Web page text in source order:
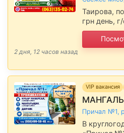
Таирова,
грн день,
сети
в неделю
2 дня, 12 часов назад
VIP вакансия
Причал №1,
В